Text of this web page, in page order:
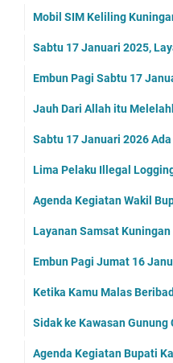
Mobil SIM Keliling
Sabtu 17 Januari 2025,
Embun Pagi Sabtu 17
Jauh Dari Allah itu
Sabtu 17 Januari 2026
Lima Pelaku Illegal
Agenda Kegiatan Wakil
Layanan Samsat
Embun Pagi Jumat 16
Ketika Kamu Malas
Sidak ke Kawasan
Agenda Kegiatan Bupati